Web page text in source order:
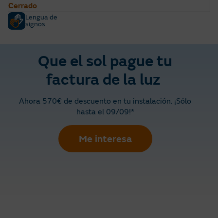
Cerrado
Lengua de
signos
Que el sol pague tu
factura de la luz
Ahora 570€ de descuento en tu instalación. ¡Sólo
hasta el 09/09!*
Me interesa